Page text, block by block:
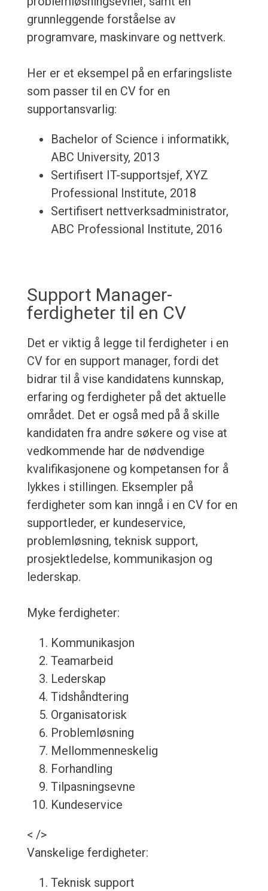
grunnleggende forståelse av
programvare, maskinvare og nettverk.
Her er et eksempel på en erfaringsliste
som passer til en CV for en
supportansvarlig:
Bachelor of Science i informatikk,
ABC University, 2013
Sertifisert IT-supportsjef, XYZ
Professional Institute, 2018
Sertifisert nettverksadministrator,
ABC Professional Institute, 2016
Support Manager-
ferdigheter til en CV
Det er viktig å legge til ferdigheter i en
CV for en support manager, fordi det
bidrar til å vise kandidatens kunnskap,
erfaring og ferdigheter på det aktuelle
området. Det er også med på å skille
kandidaten fra andre søkere og vise at
vedkommende har de nødvendige
kvalifikasjonene og kompetansen for å
lykkes i stillingen. Eksempler på
ferdigheter som kan inngå i en CV for en
supportleder, er kundeservice,
problemløsning, teknisk support,
prosjektledelse, kommunikasjon og
lederskap.
Myke ferdigheter:
Kommunikasjon
Teamarbeid
Lederskap
Tidshåndtering
Organisatorisk
Problemløsning
Mellommenneskelig
Forhandling
Tilpasningsevne
Kundeservice
< />
Vanskelige ferdigheter:
Teknisk support